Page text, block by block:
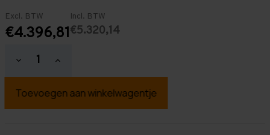
Excl. BTW
€4.396,81
Incl. BTW
€5.320,14
Hoeveelheid
verlagen
Palletstelling
mm
Hoeveelheid
verhogen
Palletstelling
mm